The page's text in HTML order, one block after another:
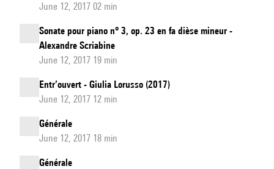
June 12, 2017 02 min
Sonate pour piano n° 3, op. 23 en fa dièse mineur -
Alexandre Scriabine
June 12, 2017 19 min
Entr’ouvert - Giulia Lorusso (2017)
June 12, 2017 12 min
Générale
June 12, 2017 18 min
Générale